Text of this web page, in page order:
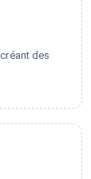
des